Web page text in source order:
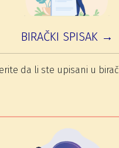
BIRAČKI SPISAK →
da li ste upisani u